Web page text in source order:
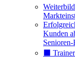
Kunden
⬛️